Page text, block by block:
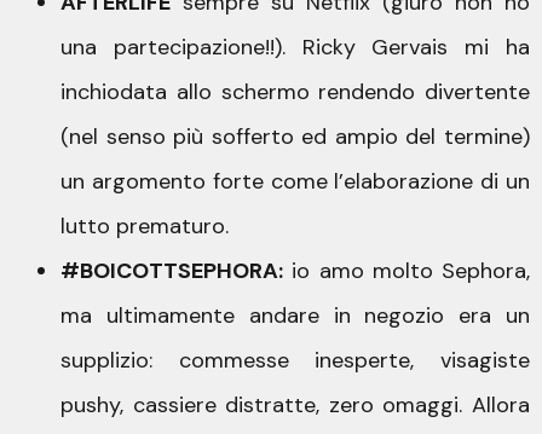
una partecipazione!!). Ricky Gervais mi ha
inchiodata allo schermo rendendo divertente
(nel senso più sofferto ed ampio del termine)
un argomento forte come l’elaborazione di un
lutto prematuro.
#BOICOTTSEPHORA: io amo molto Sephora,
ma ultimamente andare in negozio era un
supplizio: commesse inesperte, visagiste
pushy, cassiere distratte, zero omaggi. Allora